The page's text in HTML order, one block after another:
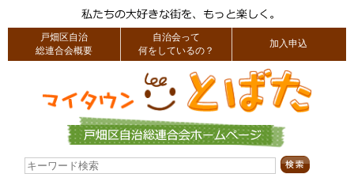
戸畑区自治
総連合会概要
自治会って
何をしているの？
加入申込